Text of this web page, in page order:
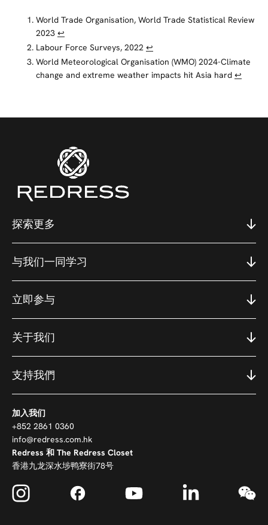
World Trade Organisation, World Trade Statistical Review
2023 ↩︎
Labour Force Surveys, 2022 ↩︎
World Meteorological Organisation (WMO) 2024-Climate
change and extreme weather impacts hit Asia hard ↩︎
探索更多
与我们一同学习
立即参与
关于我们
支持我們
加入我们
+852 2861 0360
info@redress.com.hk
Redress 和 The Redress Closet
香港九龙深水埗鸭寮街78号